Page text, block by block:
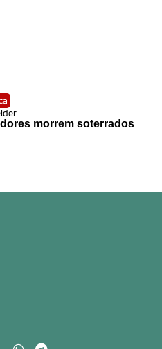
morrem soterrados